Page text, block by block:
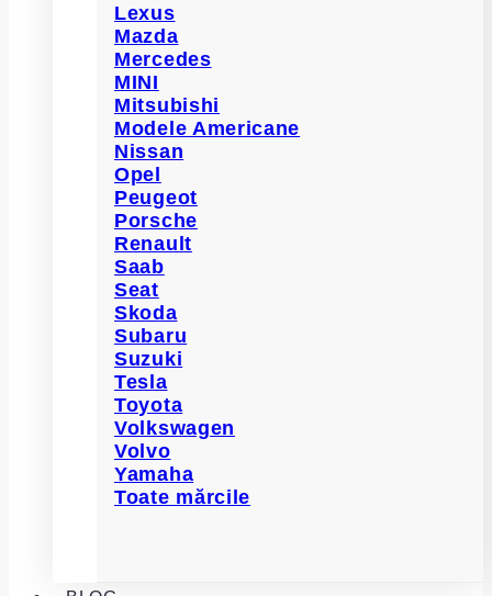
Lexus
Mazda
Mercedes
MINI
Mitsubishi
Modele Americane
Nissan
Opel
Peugeot
Porsche
Renault
Saab
Seat
Skoda
Subaru
Suzuki
Tesla
Toyota
Volkswagen
Volvo
Yamaha
Toate mărcile